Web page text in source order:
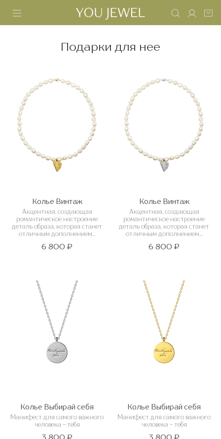
Подарки для нее
Колье Винтаж
Акцентная, создающая
романтическое настроение
деталь образа, которая станет
отличным дополнением...
6 800 ₽
Колье Винтаж
Акцентная, создающая
романтическое настроение
деталь образа, которая станет
отличным дополнением...
6 800 ₽
Колье Выбирай себя
Манифест для самого важного
человека - тебя
Колье Выбирай себя
Манифест для самого важного
человека - тебя